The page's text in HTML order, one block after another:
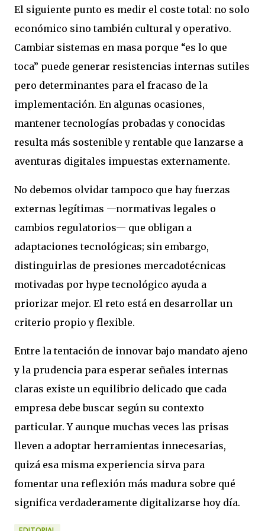
El siguiente punto es medir el coste total: no solo
económico sino también cultural y operativo.
Cambiar sistemas en masa porque “es lo que
toca” puede generar resistencias internas sutiles
pero determinantes para el fracaso de la
implementación. En algunas ocasiones,
mantener tecnologías probadas y conocidas
resulta más sostenible y rentable que lanzarse a
aventuras digitales impuestas externamente.
No debemos olvidar tampoco que hay fuerzas
externas legítimas —normativas legales o
cambios regulatorios— que obligan a
adaptaciones tecnológicas; sin embargo,
distinguirlas de presiones mercadotécnicas
motivadas por hype tecnológico ayuda a
priorizar mejor. El reto está en desarrollar un
criterio propio y flexible.
Entre la tentación de innovar bajo mandato ajeno
y la prudencia para esperar señales internas
claras existe un equilibrio delicado que cada
empresa debe buscar según su contexto
particular. Y aunque muchas veces las prisas
lleven a adoptar herramientas innecesarias,
quizá esa misma experiencia sirva para
fomentar una reflexión más madura sobre qué
significa verdaderamente digitalizarse hoy día.